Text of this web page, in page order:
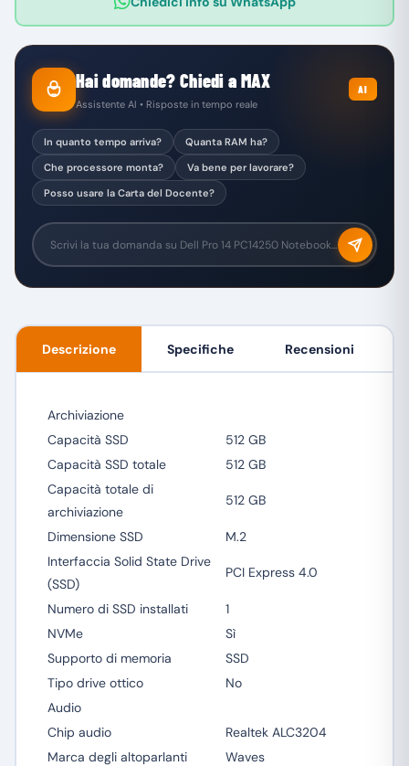
Hai domande? Chiedi a MAX
Assistente AI • Risposte in tempo reale
AI
In quanto tempo arriva?
Quanta RAM ha?
Che processore monta?
Va bene per lavorare?
Posso usare la Carta del Docente?
Descrizione Specifiche Recensioni
Archiviazione
Capacità SSD
512 GB
Capacità SSD totale
512 GB
Capacità totale di
archiviazione
512 GB
Dimensione SSD
M.2
Interfaccia Solid State Drive
(SSD)
PCI Express 4.0
Numero di SSD installati
1
NVMe
Sì
Supporto di memoria
SSD
Tipo drive ottico
No
Audio
Chip audio
Realtek ALC3204
Marca degli altoparlanti
Waves